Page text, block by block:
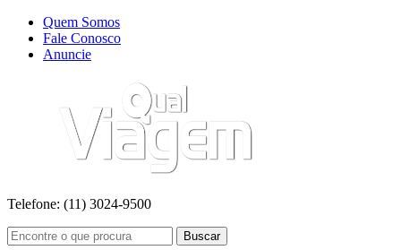
Quem Somos
Fale Conosco
Anuncie
Telefone: (11) 3024-9500
Buscar